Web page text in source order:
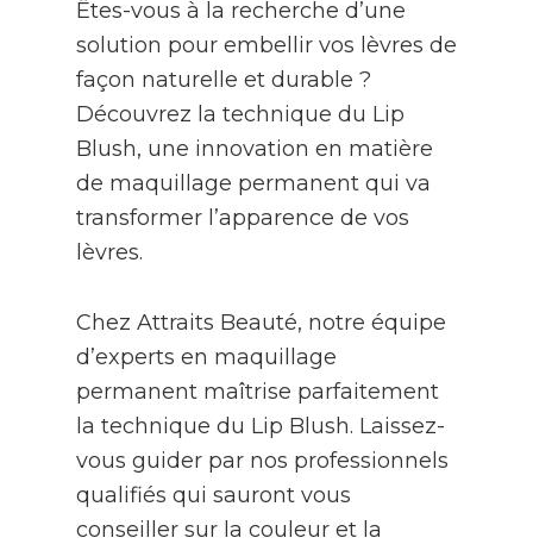
Êtes-vous à la recherche d’une
solution pour embellir vos lèvres de
façon naturelle et durable ?
Découvrez la technique du Lip
Blush, une innovation en matière
de maquillage permanent qui va
transformer l’apparence de vos
lèvres.
Chez Attraits Beauté, notre équipe
d’experts en maquillage
permanent maîtrise parfaitement
la technique du Lip Blush. Laissez-
vous guider par nos professionnels
qualifiés qui sauront vous
conseiller sur la couleur et la